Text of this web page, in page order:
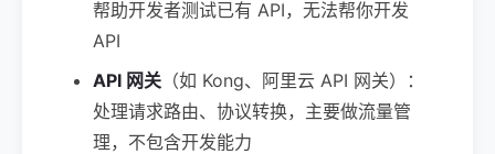
帮助开发者测试已有 API，无法帮你开发
API
API 网关 （如 Kong、阿里云 API 网关）：
处理请求路由、协议转换，主要做流量管
理，不包含开发能力